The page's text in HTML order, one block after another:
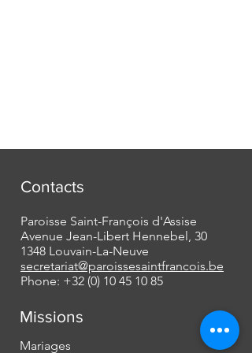
Contacts
Paroisse Saint-François d'Assise
Avenue Jean-Libert Hennebel, 30
1348 Louvain-La-Neuve
secretariat@paroissesaintfrancois.be
Phone: +32 (0) 10 45 10 85
Missions
Mariages